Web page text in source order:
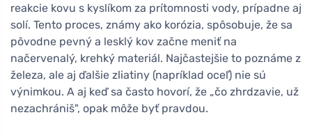
reakcie kovu s kyslíkom za prítomnosti vody, prípadne aj
solí. Tento proces, známy ako korózia, spôsobuje, že sa
pôvodne pevný a lesklý kov začne meniť na
načervenalý, krehký materiál. Najčastejšie to poznáme z
železa, ale aj ďalšie zliatiny (napríklad oceľ) nie sú
výnimkou. A aj keď sa často hovorí, že „čo zhrdzavie, už
nezachrániš", opak môže byť pravdou.